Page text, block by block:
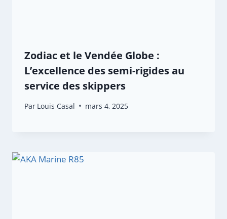
Zodiac et le Vendée Globe :
L’excellence des semi-rigides au
service des skippers
Par Louis Casal mars 4, 2025